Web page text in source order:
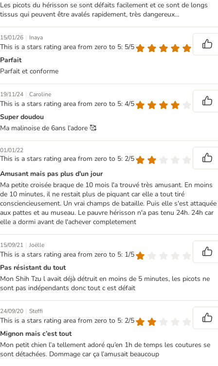
Les picots du hérisson se sont défaits facilement et ce sont de longs
tissus qui peuvent être avalés rapidement, très dangereux…
15/01/26 | Inaya
This is a stars rating area from zero to 5: 5/5
Parfait
Parfait et conforme
19/11/24 | Caroline
This is a stars rating area from zero to 5: 4/5
Super doudou
Ma malinoise de 6ans l’adore 🥰
01/01/22
This is a stars rating area from zero to 5: 2/5
Amusant mais pas plus d'un jour
Ma petite croisée braque de 10 mois l'a trouvé très amusant. En moins
de 10 minutes, il ne restait plus de piquant car elle a tout tiré
consciencieusement. Un vrai champs de bataille. Puis elle s'est attaquée
aux pattes et au museau. Le pauvre hérisson n'a pas tenu 24h. 24h car
elle a dormi avant de l'achever completement
15/09/21 | Joëlle
This is a stars rating area from zero to 5: 1/5
Pas résistant du tout
Mon Shih Tzu l avait déjà détruit en moins de 5 minutes, les picots ne
sont pas indépendants donc tout c est défait
24/09/20 | Steffi
This is a stars rating area from zero to 5: 2/5
Mignon mais c’est tout
Mon petit chien l’a tellement adoré qu’en 1h de temps les coutures se
sont détachées. Dommage car ça l’amusait beaucoup